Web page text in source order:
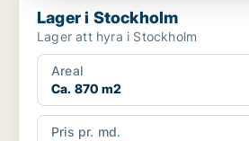
Lager i Stockholm
Lager att hyra i Stockholm
Areal
Ca. 870 m2
Pris pr. md.